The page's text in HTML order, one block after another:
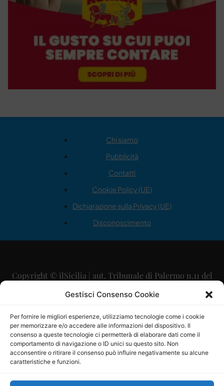
Gestisci Consenso Cookie
Per fornire le migliori esperienze, utilizziamo tecnologie come i cookie
per memorizzare e/o accedere alle informazioni del dispositivo. Il
consenso a queste tecnologie ci permetterà di elaborare dati come il
comportamento di navigazione o ID unici su questo sito. Non
acconsentire o ritirare il consenso può influire negativamente su alcune
caratteristiche e funzioni.
Chi siamo
Pubblicità
Contatti
Cookie Policy (UE)
Dichiarazione sulla Privacy (UE)
Disconoscimento
Copyright © ilSicilia | aut. Tribunale di Palermo n.11 del
29/09/2015
Direttore Editoriale: Maurizio Scaglione
Direttore Responsabile: Maria Calabrese